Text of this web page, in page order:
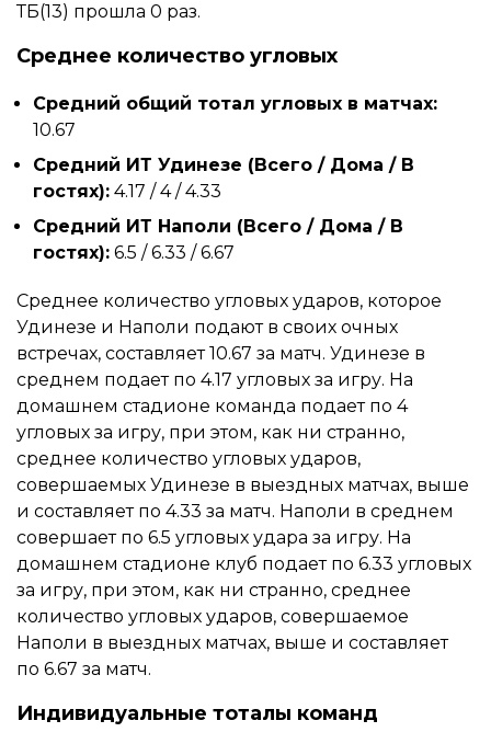
ТБ(13) прошла 0 раз.
Среднее количество угловых
Средний общий тотал угловых в матчах:
10.67
Средний ИТ Удинезе (Всего / Дома / В
гостях): 4.17 / 4 / 4.33
Средний ИТ Наполи (Всего / Дома / В
гостях): 6.5 / 6.33 / 6.67
Среднее количество угловых ударов, которое
Удинезе и Наполи подают в своих очных
встречах, составляет 10.67 за матч. Удинезе в
среднем подает по 4.17 угловых за игру. На
домашнем стадионе команда подает по 4
угловых за игру, при этом, как ни странно,
среднее количество угловых ударов,
совершаемых Удинезе в выездных матчах, выше
и составляет по 4.33 за матч. Наполи в среднем
совершает по 6.5 угловых удара за игру. На
домашнем стадионе клуб подает по 6.33 угловых
за игру, при этом, как ни странно, среднее
количество угловых ударов, совершаемое
Наполи в выездных матчах, выше и составляет
по 6.67 за матч.
Индивидуальные тоталы команд